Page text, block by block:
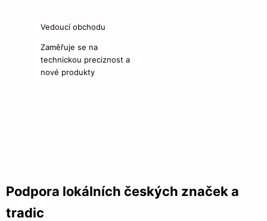
Vedoucí obchodu
Zaměřuje se na
technickou preciznost a
nové produkty
Podpora lokálních českých značek a
tradic